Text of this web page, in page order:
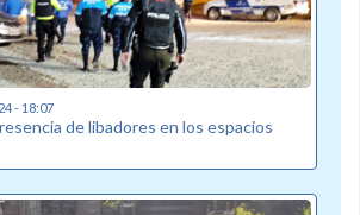
- 18:07
de libadores en los espacios